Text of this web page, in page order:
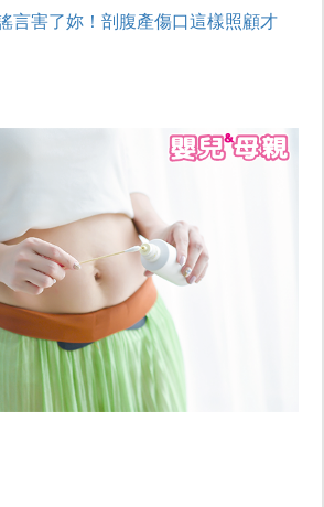
言害了妳！剖腹產傷口這樣照顧才